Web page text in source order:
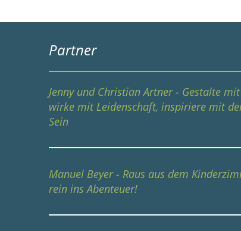
Partner
Jenny und Christian Artner - Gestalte
wirke mit Leidenschaft, inspiriere mit
Sein
Manuel Beyer - Raus aus dem
rein ins Abenteuer!